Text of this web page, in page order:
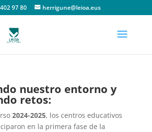
97 80 herrigune@leioa.eus
nuestro entorno y
retos:
2024-2025, los centros educativos
en la primera fase de la